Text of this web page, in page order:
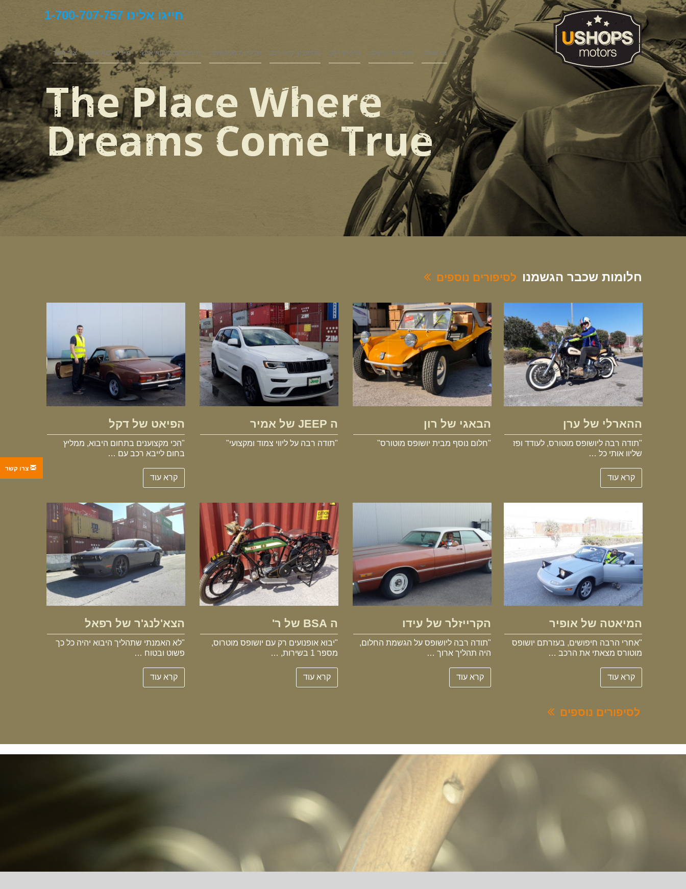
חייגו אלינו 1-700-707-757
מי אנחנו השירותים שלנו חיפוש רכב מחשבון יבוא רכב חלומות שהגשמנו מומלצים ביבוא אישי מידע יבוא אישי צור קשר
חלומות שכבר הגשמנו לסיפורים נוספים
ההארלי של ערן
"תודה רבה ליושופס מוטורס, לעודד ופז
שליוו אותי כל …
קרא עוד
הבאגי של רון
הבאגי של רון
"חלום נוסף מבית יושופס מוטורס"
ה JEEP של אמיר
ה JEEP של אמיר
"תודה רבה על ליווי צמוד ומקצועי"
הפיאט של דקל
"הכי מקצוענים בתחום היבוא, ממליץ
בחום לייבא רכב עם …
קרא עוד
המיאטה של אופיר
"אחרי הרבה חיפושים, בעזרתם יושופס
מוטורס מצאתי את הרכב …
קרא עוד
הקרייזלר של עידו
"תודה רבה ליושופס על הגשמת החלום,
היה תהליך ארוך …
קרא עוד
ה BSA של ר'
"יבוא אופנועים רק עם יושופס מוטרוס,
מספר 1 בשירות, …
קרא עוד
הצא'לנג'ר של רפאל
הצא'לנג'ר של רפאל
"לא האמנתי שתהליך היבוא יהיה כל כך
פשוט ובטוח …
קרא עוד
לסיפורים נוספים
צרו קשר